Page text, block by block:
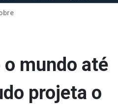
mundo até
projeta o